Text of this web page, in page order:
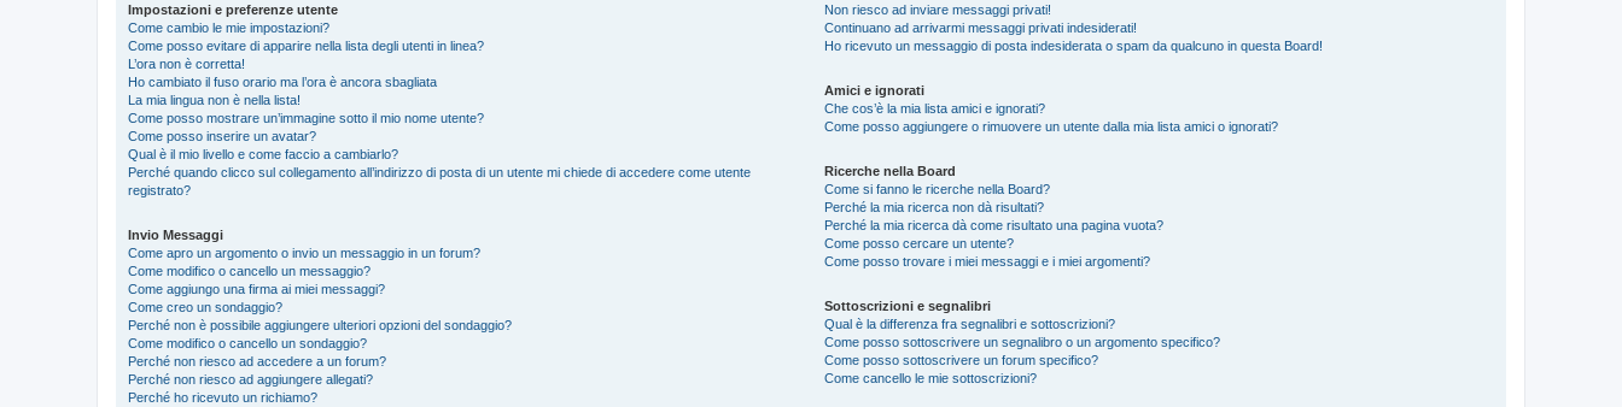
Impostazioni e preferenze utente
Come cambio le mie impostazioni?
Come posso evitare di apparire nella lista degli utenti in linea?
L’ora non è corretta!
Ho cambiato il fuso orario ma l’ora è ancora sbagliata
La mia lingua non è nella lista!
Come posso mostrare un’immagine sotto il mio nome utente?
Come posso inserire un avatar?
Qual è il mio livello e come faccio a cambiarlo?
Perché quando clicco sul collegamento all’indirizzo di posta di un utente mi chiede di accedere come utente
registrato?
Invio Messaggi
Come apro un argomento o invio un messaggio in un forum?
Come modifico o cancello un messaggio?
Come aggiungo una firma ai miei messaggi?
Come creo un sondaggio?
Perché non è possibile aggiungere ulteriori opzioni del sondaggio?
Come modifico o cancello un sondaggio?
Perché non riesco ad accedere a un forum?
Perché non riesco ad aggiungere allegati?
Perché ho ricevuto un richiamo?
Non riesco ad inviare messaggi privati!
Continuano ad arrivarmi messaggi privati indesiderati!
Ho ricevuto un messaggio di posta indesiderata o spam da qualcuno in questa Board!
Amici e ignorati
Che cos’è la mia lista amici e ignorati?
Come posso aggiungere o rimuovere un utente dalla mia lista amici o ignorati?
Ricerche nella Board
Come si fanno le ricerche nella Board?
Perché la mia ricerca non dà risultati?
Perché la mia ricerca dà come risultato una pagina vuota?
Come posso cercare un utente?
Come posso trovare i miei messaggi e i miei argomenti?
Sottoscrizioni e segnalibri
Qual è la differenza fra segnalibri e sottoscrizioni?
Come posso sottoscrivere un segnalibro o un argomento specifico?
Come posso sottoscrivere un forum specifico?
Come cancello le mie sottoscrizioni?